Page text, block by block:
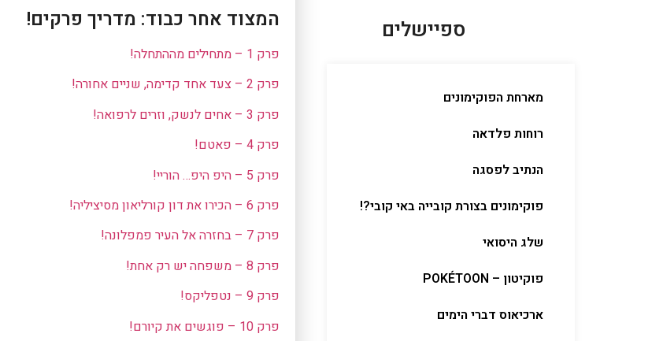
ספיישלים
מארחת הפוקימונים
רוחות פלדאה
הנתיב לפסגה
פוקימונים בצורת קובייה באי קובי?!
שלג היסואי
פוקיטון – POKÉTOON
ארכיאוס דברי הימים
המצוד אחר כבוד: מדריך פרקים!
פרק 1 – מתחילים מההתחלה!
פרק 2 – צעד אחד קדימה, שניים אחורה!
פרק 3 – אחים לנשק, וזרים לרפואה!
פרק 4 – פאטם!
פרק 5 – היפ היפ… הוריי!
פרק 6 – הכירו את דון קורליאון מסיציליה!
פרק 7 – בחזרה אל העיר פמפלונה!
פרק 8 – משפחה יש רק אחת!
פרק 9 – נטפליקס!
פרק 10 – פוגשים את קיורם!